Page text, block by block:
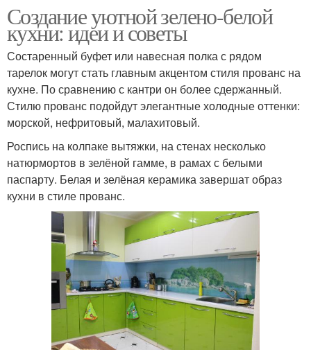
Создание уютной зелено-белой
кухни: идеи и советы
Состаренный буфет или навесная полка с рядом
тарелок могут стать главным акцентом стиля прованс на
кухне. По сравнению с кантри он более сдержанный.
Стилю прованс подойдут элегантные холодные оттенки:
морской, нефритовый, малахитовый.
Роспись на колпаке вытяжки, на стенах несколько
натюрмортов в зелёной гамме, в рамах с белыми
паспарту. Белая и зелёная керамика завершат образ
кухни в стиле прованс.